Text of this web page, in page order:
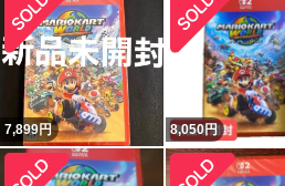
7,899円 8,050円